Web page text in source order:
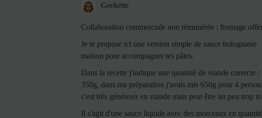
Geekette
Collaboration commerciale non rémunérée : fromage
Je te propose ici une version simple de sauce bolognaise
maison pour accompagner tes pâtes.
Dans la recette j'indique une quantité de viande correcte :
350g, dans ma préparation j'avais mis 650g pour 4
c'est très généreux en viande mais peut être un peu trop
Il s'agit d'une sauce liquide avec des morceaux en